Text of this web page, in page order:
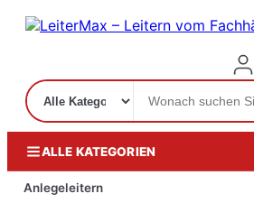
ALLE KATEGORIEN
Anlegeleitern